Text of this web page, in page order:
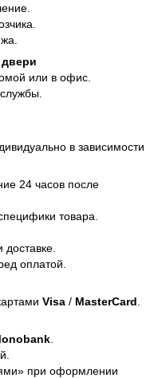
или в офис.
в зависимости
24 часов после
товара.
оплатой.
Visa / MasterCard
при оформлении